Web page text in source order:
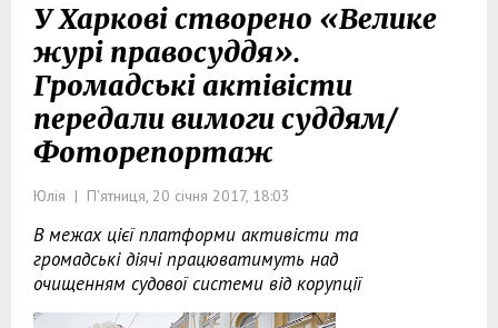
У Харкові створено «Велике
журі правосуддя».
Громадські актівісти
передали вимоги суддям/
Фоторепортаж
Юлія | П'ятниця, 20 січня 2017, 18:03
В межах цієї платформи активісти та
громадські діячі працюватимуть над
очищенням судової системи від корупції